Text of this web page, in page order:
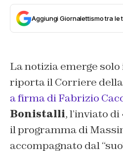
Aggiungi Giornalettismo tra
La notizia emerge
riporta il Corriere
a firma di Fabrizio
Bonistalli, l’inviato di
il programma di
accompagnato dal